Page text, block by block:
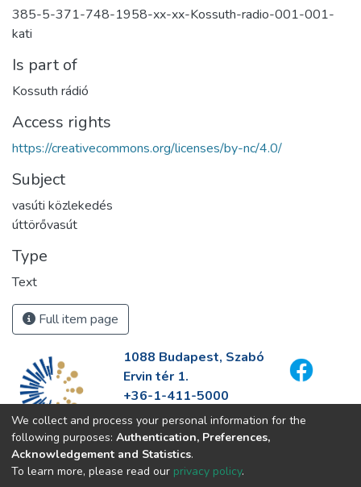
385-5-371-748-1958-xx-xx-Kossuth-radio-001-001-
kati
Is part of
Kossuth rádió
Access rights
https://creativecommons.org/licenses/by-nc/4.0/
Subject
vasúti közlekedés
úttörővasút
Type
Text
Full item page
1088 Budapest, Szabó
Ervin tér 1.
+36-1-411-5000
info@fszek.hu
https://fszek.hu
We collect and process your personal information for the
following purposes: Authentication, Preferences,
Acknowledgement and Statistics.
To learn more, please read our privacy policy.